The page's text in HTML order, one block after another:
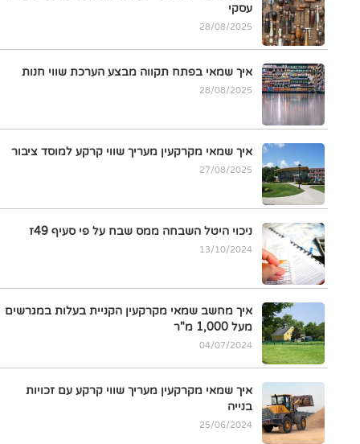
עסקי
28/08/2025
איך שמאי בפתח תקווה מבצע הערכת שווי חנות
28/08/2025
איך שמאי מקרקעין מעריך שווי קרקע למוסד ציבור
27/08/2025
ניכוי היטל השבחה ממס שבח על פי סעיף 49ז
13/10/2024
איך מחשב שמאי מקרקעין הקניית בעלות במגרשים
מעל 1,000 מ"ר
04/07/2024
איך שמאי מקרקעין מעריך שווי קרקע עם זכויות
בנייה
25/06/2024